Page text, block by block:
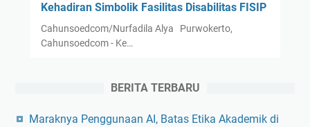
Kehadiran Simbolik Fasilitas Disabilitas FISIP
Cahunsoedcom/Nurfadila Alya Purwokerto,
Cahunsoedcom - Ke…
BERITA TERBARU
Maraknya Penggunaan AI, Batas Etika Akademik di